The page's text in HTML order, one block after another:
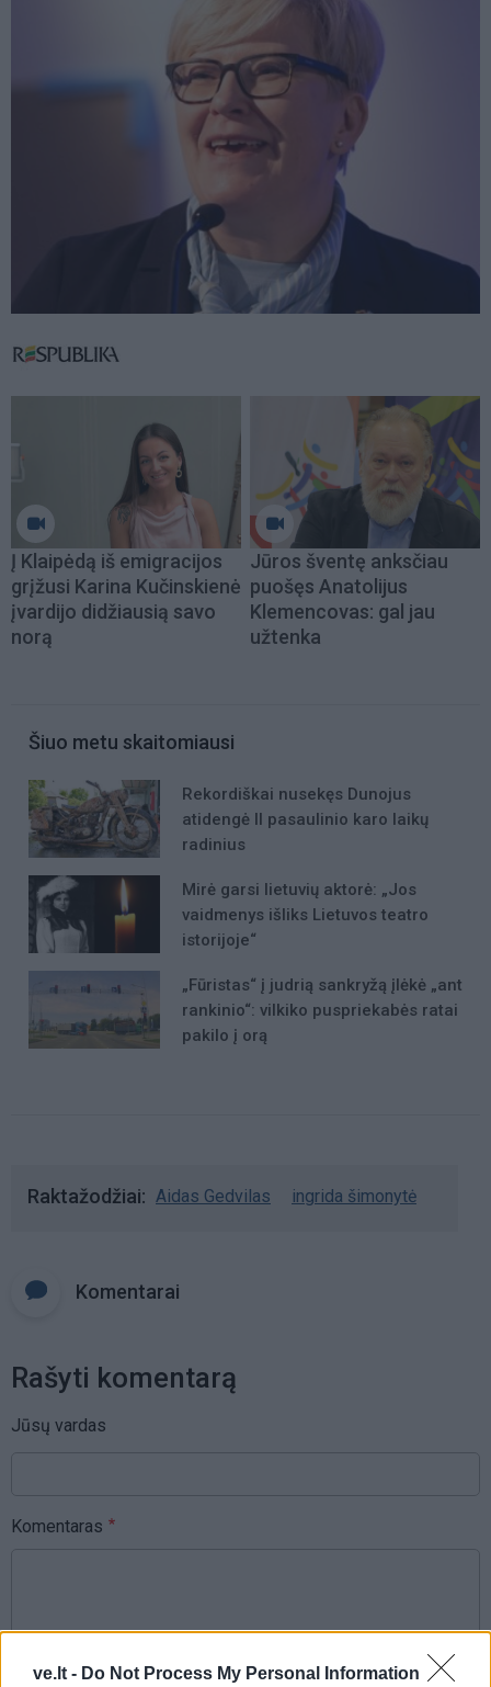
ve.lt - Do Not Process My Personal Information
Į Klaipėdą iš emigracijos
grįžusi Karina Kučinskienė
įvardijo didžiausią savo
norą
Jūros šventę anksčiau
puošęs Anatolijus
Klemencovas: gal jau
užtenka
Šiuo metu skaitomiausi
Rekordiškai nusekęs Dunojus
atidengė II pasaulinio karo laikų
radinius
Mirė garsi lietuvių aktorė: „Jos
vaidmenys išliks Lietuvos teatro
istorijoje“
„Fūristas“ į judrią sankryžą įlėkė „ant
rankinio“: vilkiko puspriekabės ratai
pakilo į orą
Raktažodžiai Aidas Gedvilas ingrida šimonytė
Komentarai
Rašyti komentarą
Jūsų vardas
Komentaras